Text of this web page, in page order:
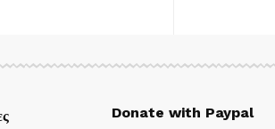
Donate with Paypal